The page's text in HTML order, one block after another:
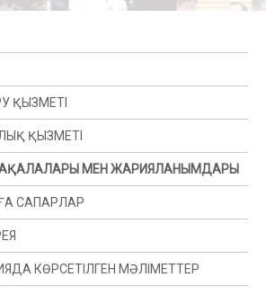
ҚЫЗМЕТІ
ҚЫЗМЕТІ
МЕН ЖАРИЯЛАНЫМДАРЫ
САПАРЛАР
КӨРСЕТІЛГЕН МӘЛІМЕТТЕР